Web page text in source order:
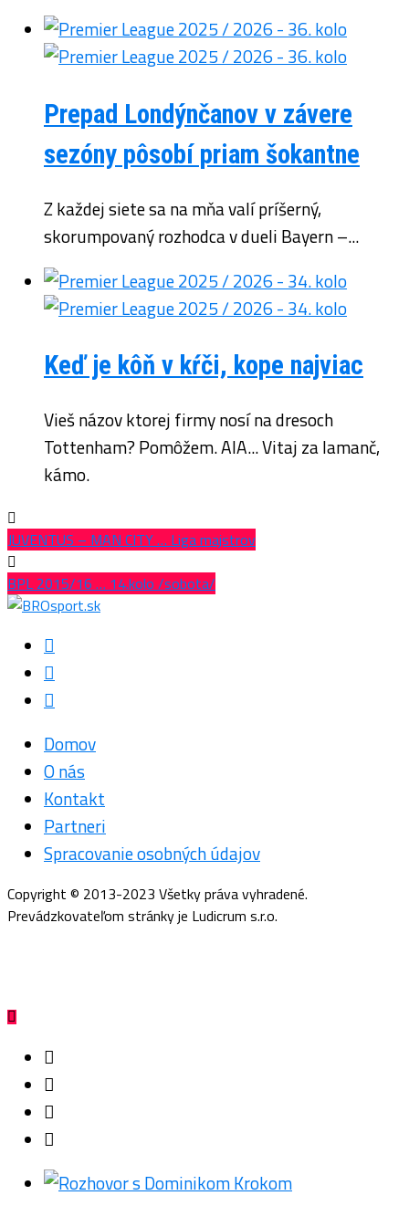
Prepad Londýnčanov v závere
sezóny pôsobí priam šokantne
Z každej siete sa na mňa valí príšerný,
skorumpovaný rozhodca v dueli Bayern –...
Keď je kôň v kŕči, kope najviac
Vieš názov ktorej firmy nosí na dresoch
Tottenham? Pomôžem. AIA... Vitaj za lamanč,
kámo.
JUVENTUS – MAN CITY … Liga majstrov
BPL 2015/16 … 14.kolo /sobota/
Domov
O nás
Kontakt
Partneri
Spracovanie osobných údajov
Copyright © 2013-2023 Všetky práva vyhradené.
Prevádzkovateľom stránky je Ludicrum s.r.o.